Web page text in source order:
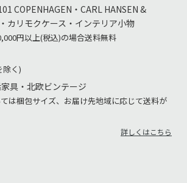
COPENHAGEN・CARL HANSEN &
カリモクケース・インテリア小物
円以上(税込)の場合送料無料
除く)
具・北欧ビンテージ
は梱包サイズ、お届け先地域に応じて送料が
詳しくはこちら